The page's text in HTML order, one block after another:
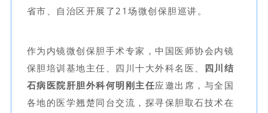
省市、自治区开展了21场微创保胆巡讲。
作为内镜微创保胆手术专家，中国医师协会内镜
保胆培训基地主任、四川十大外科名医、 四川结
石病医院肝胆外科何明刚主任应邀出席，与全国
各地的医学翘楚同台交流，探寻保胆取石技术在